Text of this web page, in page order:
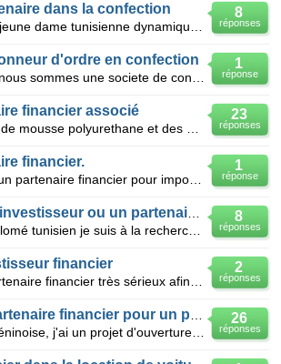
8
réponses
dans la confection
1
réponse
d'ordre en confection
23
réponses
financier associé
1
réponse
financier.
8
réponses
2
réponses
financier
26
réponses